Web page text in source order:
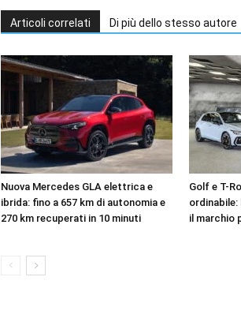
Articoli correlati Di più dello stesso autore
Nuova Mercedes GLA elettrica e
ibrida: fino a 657 km di autonomia e
270 km recuperati in 10 minuti
Golf e T-
il marchio